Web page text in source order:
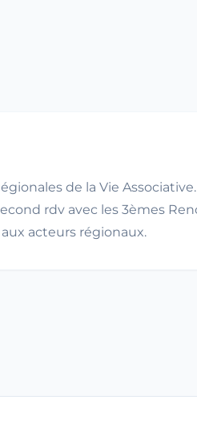
de la Vie
rdv avec les 3èmes
acteurs régionaux.